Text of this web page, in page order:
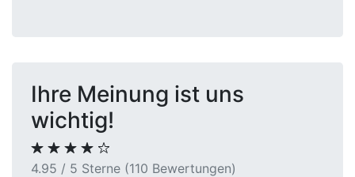
Ihre Meinung ist uns
wichtig!
4.95 / 5 Sterne (110 Bewertungen)